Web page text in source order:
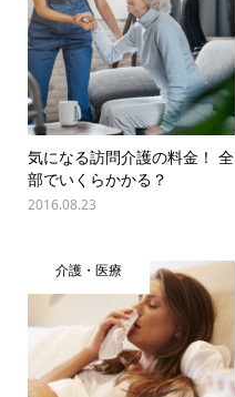
気になる訪問介護の料金！ 全
部でいくらかかる？
2016.08.23
介護・医療